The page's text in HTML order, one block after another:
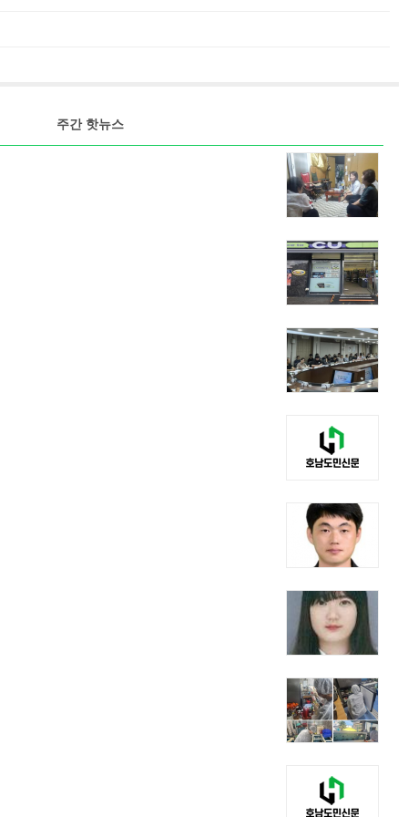
주간 핫뉴스